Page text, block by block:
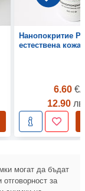
Нанопокритие
естествена кожа
6.60€/
12.90
могат да бъдат
за